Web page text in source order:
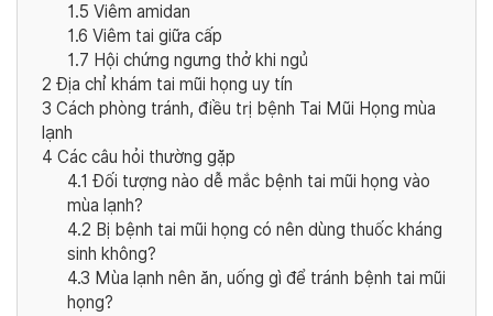
1.5 Viêm amidan
1.6 Viêm tai giữa cấp
1.7 Hội chứng ngưng thở khi ngủ
2 Địa chỉ khám tai mũi họng uy tín
3 Cách phòng tránh, điều trị bệnh Tai Mũi Họng mùa
lạnh
4 Các câu hỏi thường gặp
4.1 Đối tượng nào dễ mắc bệnh tai mũi họng vào
mùa lạnh?
4.2 Bị bệnh tai mũi họng có nên dùng thuốc kháng
sinh không?
4.3 Mùa lạnh nên ăn, uống gì để tránh bệnh tai mũi
họng?